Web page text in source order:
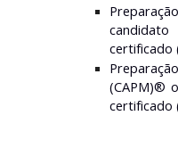
certificado
(CAPM)®
certificado